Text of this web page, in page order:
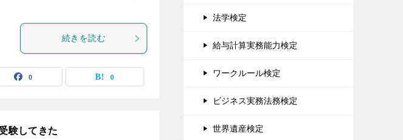
続きを読む
0 0
験してきた
法学検定
給与計算実務能力検定
ワークルール検定
ビジネス実務法務検定
世界遺産検定